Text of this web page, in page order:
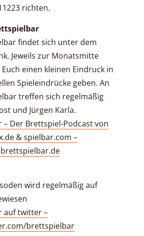
richten.
findet sich unter dem
Jeweils zur Monatsmitte
einen kleinen Eindruck in
Spieleindrücke geben. An
treffen sich regelmäßig
und Jürgen Karla.
– Der Brettspiel-Podcast von
& spielbar.com –
wird regelmäßig auf
auf twitter –
brettspielbar